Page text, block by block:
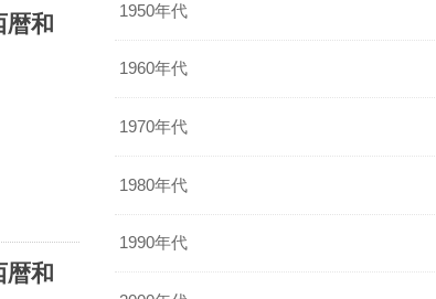
暦和
暦和
1950年代
1960年代
1970年代
1980年代
1990年代